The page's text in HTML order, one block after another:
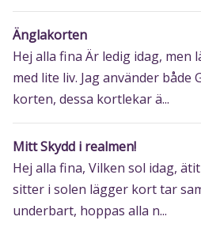
Änglakorten
Hej alla fina Är ledig idag, men
med lite liv. Jag använder både
korten, dessa kortlekar ä...
Mitt Skydd i realmen!
Hej alla fina, Vilken sol idag,
sitter i solen lägger kort tar
underbart, hoppas alla n...